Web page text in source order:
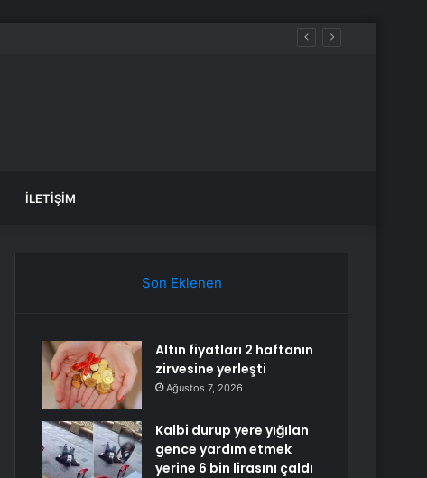
İLETIŞIM
Son Eklenen
Altın fiyatları 2 haftanın
zirvesine yerleşti
Ağustos 7, 2026
Kalbi durup yere yığılan
gence yardım etmek
yerine 6 bin lirasını çaldı